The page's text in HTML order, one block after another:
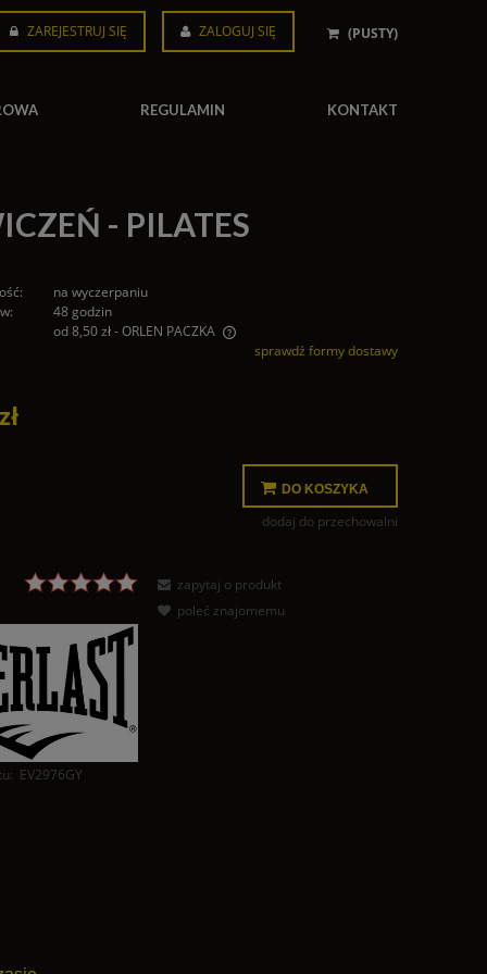
(PUSTY)
ZAREJESTRUJ SIĘ ZALOGUJ SIĘ
REGULAMIN KONTAKT
- PILATES
na wyczerpaniu
48 godzin
od 8,50 zł- ORLEN PACZKA
sprawdź formy dostawy
DO KOSZYKA
dodaj do przechowalni
EV2976GY
zapytaj o produkt
poleć znajomemu